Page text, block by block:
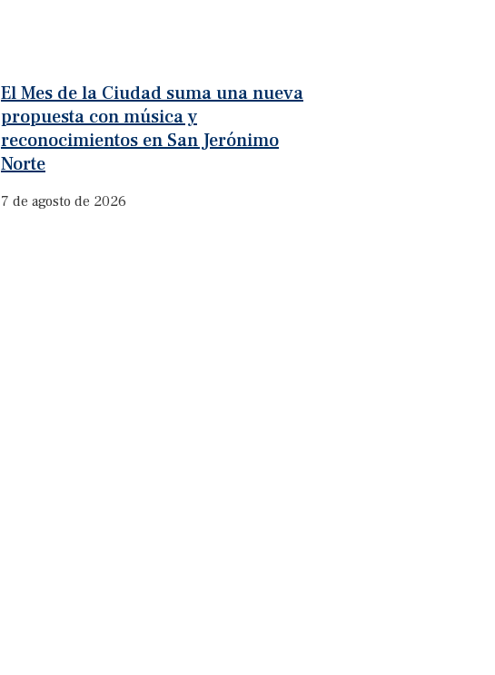
El Mes de la Ciudad suma una nueva
propuesta con música y
reconocimientos en San Jerónimo
Norte
7 de agosto de 2026